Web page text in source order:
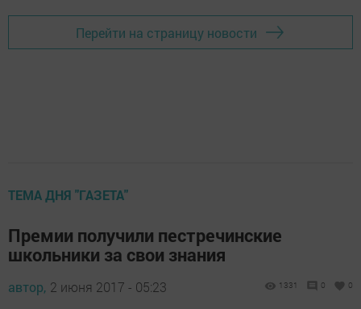
Перейти на страницу новости
ТЕМА ДНЯ "ГАЗЕТА"
Премии получили пестречинские
школьники за свои знания
автор, 2 июня 2017 - 05:23 1331 0 0